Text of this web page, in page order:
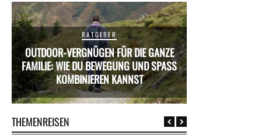
RATGEBER
OUTDOOR-VERGNÜGEN FÜR DIE GANZE
FAMILIE: WIE DU BEWEGUNG UND SPASS K
OMBINIEREN KANNST
THEMENREISEN